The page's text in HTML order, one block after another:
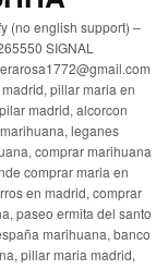
(no english support) –
SIGNAL
pillar maria en
madrid, alcorcon
leganes
comprar marihuana
comprar maria en
en madrid, comprar
paseo ermita del santo
marihuana, banco
pillar maria madrid,